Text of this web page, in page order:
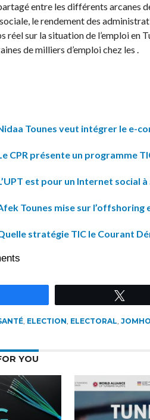
entre les différents arcanes
le rendement des
réel sur la situation de l’emploi en
de milliers d’emploi chez les .
Tounes veut intégrer le e-
CPR présente un programme
est pour un Internet
Tounes mise sur
stratégie TIC le Courant
, ELECTION, ELECTORAL,
YOU